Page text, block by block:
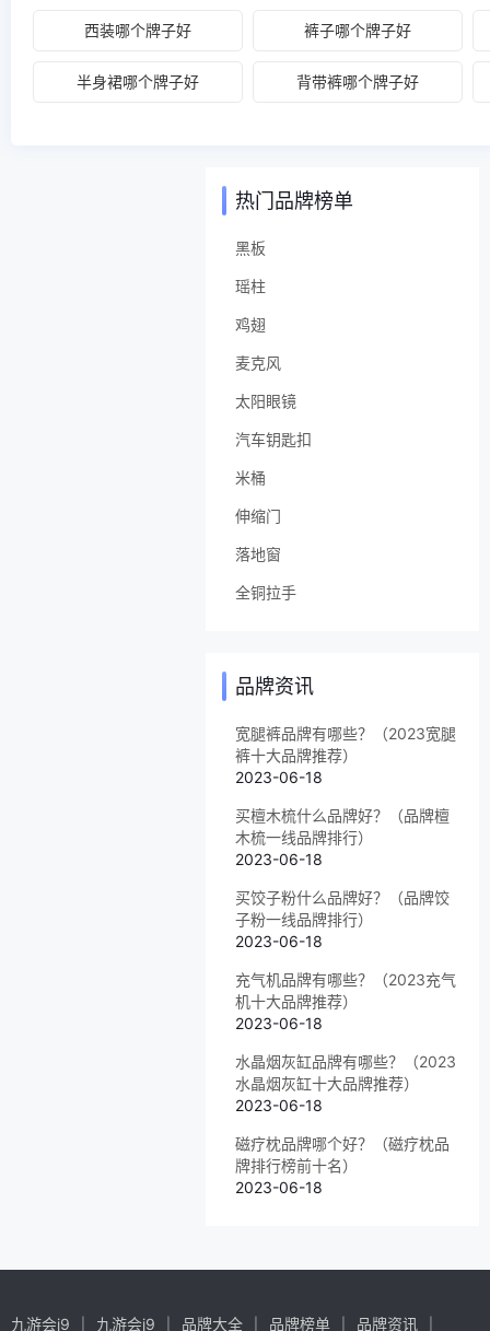
西装哪个牌子好 裤子哪个牌子好
半身裙哪个牌子好 背带裤哪个牌子好
热门品牌榜单
黑板
瑶柱
鸡翅
麦克风
太阳眼镜
汽车钥匙扣
米桶
伸缩门
落地窗
全铜拉手
品牌资讯
宽腿裤品牌有哪些？（2023宽腿
裤十大品牌推荐）
2023-06-18
买檀木梳什么品牌好？（品牌檀
木梳一线品牌排行）
2023-06-18
买饺子粉什么品牌好？（品牌饺
子粉一线品牌排行）
2023-06-18
充气机品牌有哪些？（2023充气
机十大品牌推荐）
2023-06-18
水晶烟灰缸品牌有哪些？（2023
水晶烟灰缸十大品牌推荐）
2023-06-18
磁疗枕品牌哪个好？（磁疗枕品
牌排行榜前十名）
2023-06-18
九游会j9 九游会j9 品牌大全 品牌榜单 品牌资讯